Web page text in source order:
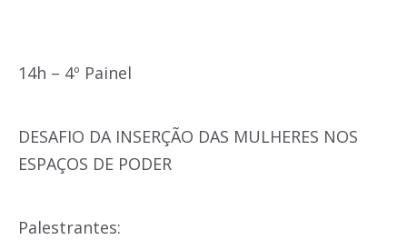
14h – 4º Painel
DESAFIO DA INSERÇÃO DAS MULHERES NOS
ESPAÇOS DE PODER
Palestrantes: